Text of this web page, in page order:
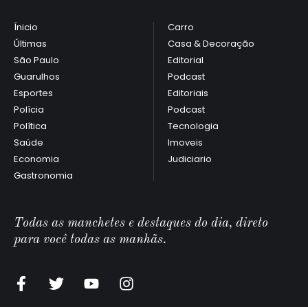
Ínicio
Últimas
São Paulo
Guarulhos
Esportes
Polícia
Política
Saúde
Economia
Gastronomia
Carro
Casa & Decoração
Editorial
Podcast
Editoriais
Podcast
Tecnologia
Imoveis
Judiciario
Todas as manchetes e destaques do dia, direto
para você todas as manhãs.